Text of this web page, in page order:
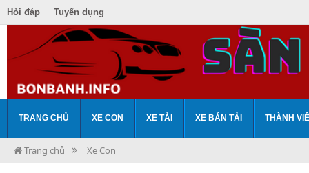
Hỏi đáp Tuyển dụng
TRANG CHỦ XE CON XE TẢI XE BÁN TẢI THÀNH
Trang chủ Xe Con